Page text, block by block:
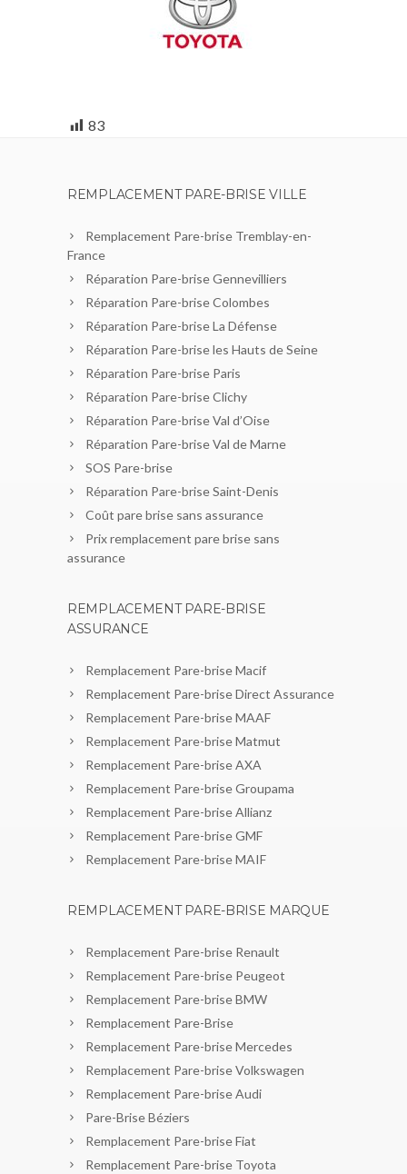
83
REMPLACEMENT PARE-BRISE VILLE
Remplacement Pare-brise Tremblay-en-
France
Réparation Pare-brise Gennevilliers
Réparation Pare-brise Colombes
Réparation Pare-brise La Défense
Réparation Pare-brise les Hauts de Seine
Réparation Pare-brise Paris
Réparation Pare-brise Clichy
Réparation Pare-brise Val d’Oise
Réparation Pare-brise Val de Marne
SOS Pare-brise
Réparation Pare-brise Saint-Denis
Coût pare brise sans assurance
Prix remplacement pare brise sans
assurance
REMPLACEMENT PARE-BRISE
ASSURANCE
Remplacement Pare-brise Macif
Remplacement Pare-brise Direct Assurance
Remplacement Pare-brise MAAF
Remplacement Pare-brise Matmut
Remplacement Pare-brise AXA
Remplacement Pare-brise Groupama
Remplacement Pare-brise Allianz
Remplacement Pare-brise GMF
Remplacement Pare-brise MAIF
REMPLACEMENT PARE-BRISE MARQUE
Remplacement Pare-brise Renault
Remplacement Pare-brise Peugeot
Remplacement Pare-brise BMW
Remplacement Pare-Brise
Remplacement Pare-brise Mercedes
Remplacement Pare-brise Volkswagen
Remplacement Pare-brise Audi
Pare-Brise Béziers
Remplacement Pare-brise Fiat
Remplacement Pare-brise Toyota